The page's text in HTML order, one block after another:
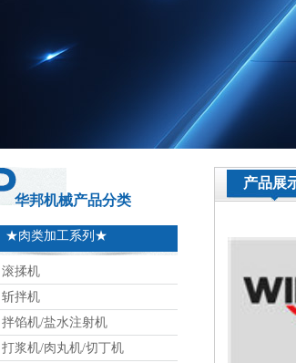
华邦机械产品分类
★肉类加工系列★
滚揉机
斩拌机
拌馅机/盐水注射机
打浆机/肉丸机/切丁机
产品展